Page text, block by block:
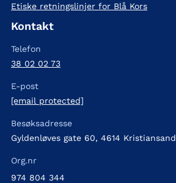
Etiske retningslinjer for Blå Kors
Kontakt
Telefon
38 02 02 73
E-post
[email protected]
Besøksadresse
Gyldenløves gate 60, 4614 Kristiansand
Org.nr
974 804 344